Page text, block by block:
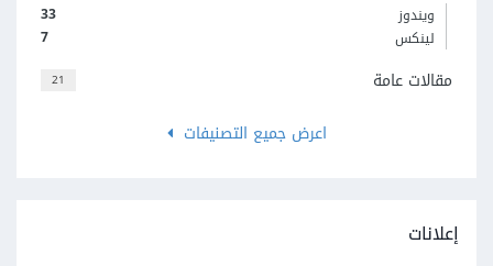
33
ويندوز
7
لينكس
21
مقالات عامة
اعرض جميع التصنيفات
إعلانات